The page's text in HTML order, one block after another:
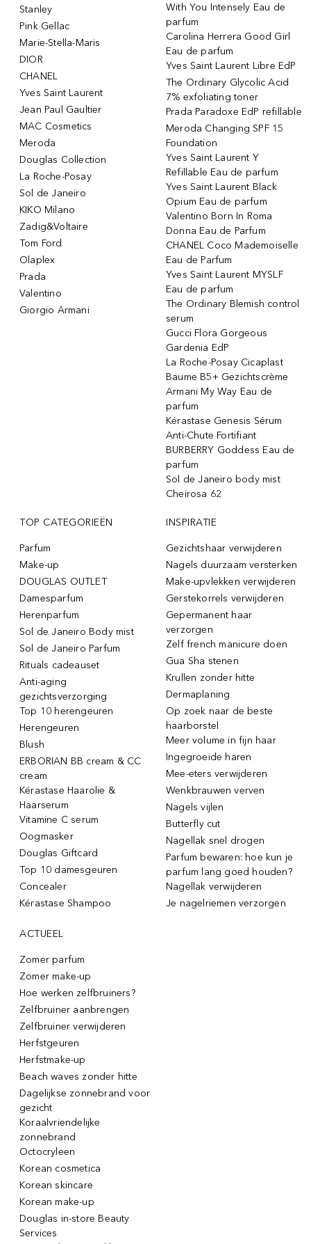
Stanley
Pink Gellac
Marie-Stella-Maris
DIOR
CHANEL
Yves Saint Laurent
Jean Paul Gaultier
MAC Cosmetics
Meroda
Douglas Collection
La Roche-Posay
Sol de Janeiro
KIKO Milano
Zadig&Voltaire
Tom Ford
Olaplex
Prada
Valentino
Giorgio Armani
With You Intensely Eau de
parfum
Carolina Herrera Good Girl
Eau de parfum
Yves Saint Laurent Libre EdP
The Ordinary Glycolic Acid
7% exfoliating toner
Prada Paradoxe EdP refillable
Meroda Changing SPF 15
Foundation
Yves Saint Laurent Y
Refillable Eau de parfum
Yves Saint Laurent Black
Opium Eau de parfum
Valentino Born In Roma
Donna Eau de Parfum
CHANEL Coco Mademoiselle
Eau de Parfum
Yves Saint Laurent MYSLF
Eau de parfum
The Ordinary Blemish control
serum
Gucci Flora Gorgeous
Gardenia EdP
La Roche-Posay Cicaplast
Baume B5+ Gezichtscrème
Armani My Way Eau de
parfum
Kérastase Genesis Sérum
Anti-Chute Fortifiant
BURBERRY Goddess Eau de
parfum
Sol de Janeiro body mist
Cheirosa 62
TOP CATEGORIEËN
Parfum
Make-up
DOUGLAS OUTLET
Damesparfum
Herenparfum
Sol de Janeiro Body mist
Sol de Janeiro Parfum
Rituals cadeauset
Anti-aging
gezichtsverzorging
Top 10 herengeuren
Herengeuren
Blush
ERBORIAN BB cream & CC
cream
Kérastase Haarolie &
Haarserum
Vitamine C serum
Oogmasker
Douglas Giftcard
Top 10 damesgeuren
Concealer
Kérastase Shampoo
INSPIRATIE
Gezichtshaar verwijderen
Nagels duurzaam versterken
Make-upvlekken verwijderen
Gerstekorrels verwijderen
Gepermanent haar
verzorgen
Zelf french manicure doen
Gua Sha stenen
Krullen zonder hitte
Dermaplaning
Op zoek naar de beste
haarborstel
Meer volume in fijn haar
Ingegroeide haren
Mee-eters verwijderen
Wenkbrauwen verven
Nagels vijlen
Butterfly cut
Nagellak snel drogen
Parfum bewaren: hoe kun je
parfum lang goed houden?
Nagellak verwijderen
Je nagelriemen verzorgen
ACTUEEL
Zomer parfum
Zomer make-up
Hoe werken zelfbruiners?
Zelfbruiner aanbrengen
Zelfbruiner verwijderen
Herfstgeuren
Herfstmake-up
Beach waves zonder hitte
Dagelijkse zonnebrand voor
gezicht
Koraalvriendelijke
zonnebrand
Octocryleen
Korean cosmetica
Korean skincare
Korean make-up
Douglas in-store Beauty
Services